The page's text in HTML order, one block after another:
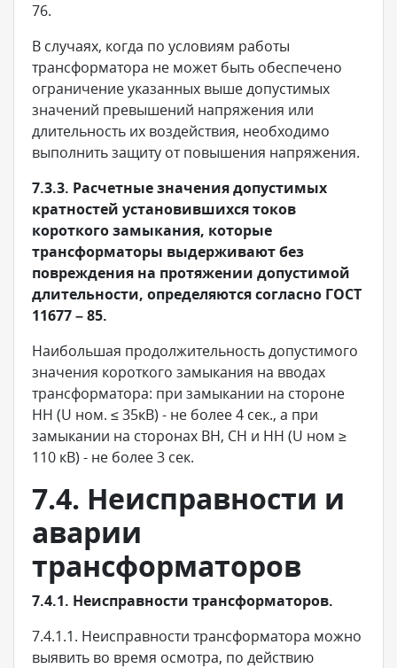
76.
В случаях, когда по условиям работы
трансформатора не может быть обеспечено
ограничение указанных выше допустимых
значений превышений напряжения или
длительность их воздействия, необходимо
выполнить защиту от повышения напряжения.
7.3.3. Расчетные значения допустимых
кратностей установившихся токов
короткого замыкания, которые
трансформаторы выдерживают без
повреждения на протяжении допустимой
длительности, определяются согласно ГОСТ
11677 – 85.
Наибольшая продолжительность допустимого
значения короткого замыкания на вводах
трансформатора: при замыкании на стороне
НН (U ном. ≤ 35кВ) - не более 4 сек., а при
замыкании на сторонах ВН, СН и НН (U ном ≥
110 кВ) - не более 3 сек.
7.4. Неисправности и
аварии
трансформаторов
7.4.1. Неисправности трансформаторов.
7.4.1.1. Неисправности трансформатора можно
выявить во время осмотра, по действию